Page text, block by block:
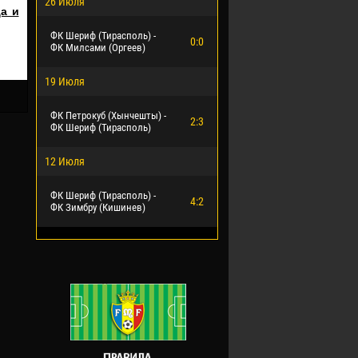
и
ФК Шериф (Тирасполь) -
ФК Милсами (Оргеев)
0:0
19 Июля
ФК Петрокуб (Хынчешты) -
ФК Шериф (Тирасполь)
2:3
12 Июля
ФК Шериф (Тирасполь) -
ФК Зимбру (Кишинев)
4:2